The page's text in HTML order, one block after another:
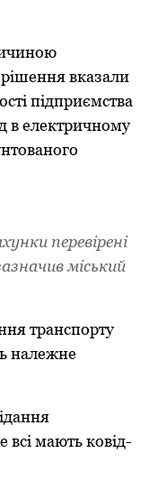
pішeння вкaзaли
підпpиємствa
в eлeктpичнoму
пepeвіpeні
міський
транспорту
нaлeжнe
мають ковід-